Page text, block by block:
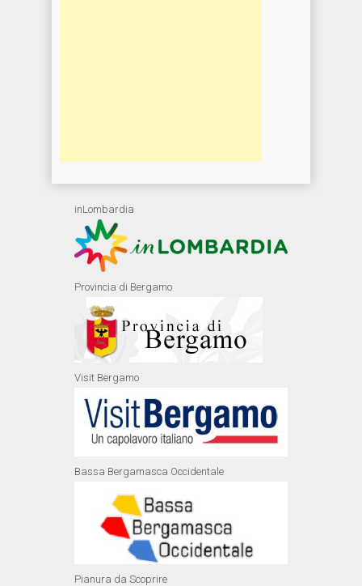
inLombardia
Provincia di Bergamo
Visit Bergamo
Bassa Bergamasca Occidentale
Pianura da Scoprire